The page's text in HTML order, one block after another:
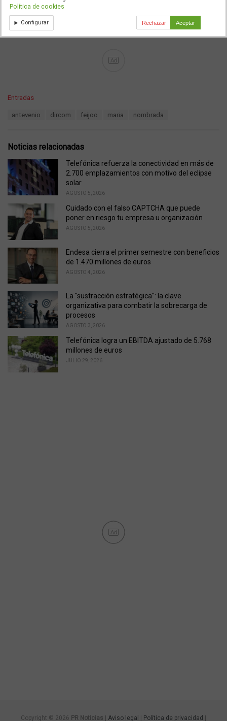
las campañas de Comunicación de
Renault,HP Motion Pictures Association
Ad
C
o
r
i
e
s
:
Entradas
:
antevenio dircom feijoo maria nombrada
Noticias relacionadas
Telefónica refuerza la conectividad en más de
2.700 emplazamientos con motivo del eclipse
solar
AGOSTO 5, 2026
Cuidado con el falso CAPTCHA que puede
poner en riesgo tu empresa u organización
AGOSTO 5, 2026
Endesa cierra el primer semestre con beneficios
de 1.470 millones de euros
AGOSTO 4, 2026
La "sustracción estratégica": la clave
organizativa para combatir la sobrecarga de
procesos
AGOSTO 3, 2026
Telefónica logra un EBITDA ajustado de 5.768
millones de euros
JULIO 29, 2026
Ad
Copyright © 2026 PR Noticias | Aviso legal | Política de privacidad |
Política de cookies
Configurar Rechazar Aceptar